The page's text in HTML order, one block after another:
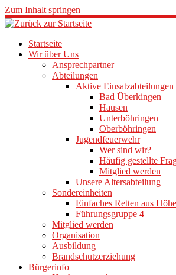
Zum Inhalt springen
Startseite
Wir über Uns
Ansprechpartner
Abteilungen
Aktive Einsatzabteilungen
Bad Überkingen
Hausen
Unterböhringen
Oberböhringen
Jugendfeuerwehr
Wer sind wir?
Häufig gestellte
Mitglied werden
Unsere Altersabteilung
Sondereinheiten
Einfaches Retten aus
Führungsgruppe 4
Mitglied werden
Organisation
Ausbildung
Brandschutzerziehung
Bürgerinfo